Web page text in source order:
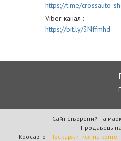
https://t.me/
Viber канал
https://bit.ly/3Nffmhd
Сайт створений на
Продавець
Кросавто | Поскаржитися на